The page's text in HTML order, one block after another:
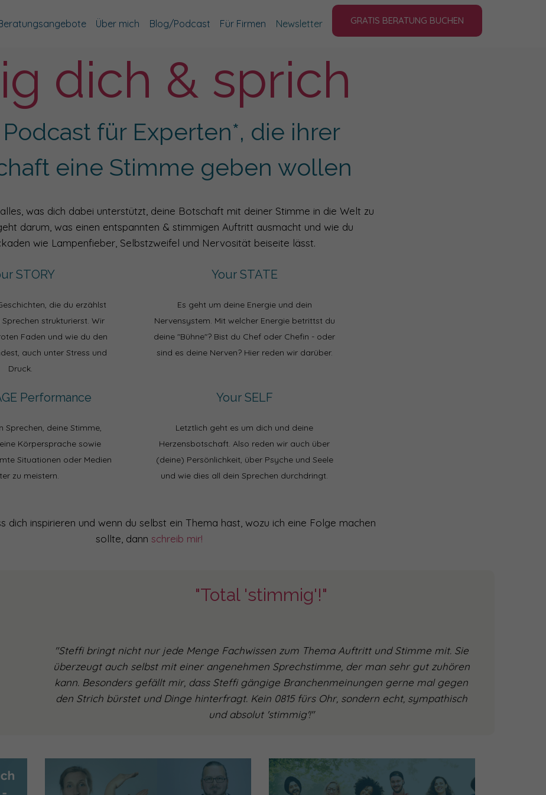
Über mich Blog/Podcast Für Firmen Newsletter GRATIS BERATUNG BUCHEN
dich & sprich
für Experten*, die ihrer
eine Stimme geben wollen
was dich dabei unterstützt, deine Botschaft mit deiner Stimme in die Welt zu
darum, was einen entspannten & stimmigen Auftritt ausmacht und wie du
wie Lampenfieber, Selbstzweifel und Nervosität beiseite lässt.
STORY
die du erzählst
strukturierst. Wir
Faden und wie du den
auch unter Stress und
Druck.
Your STATE
Es geht um deine Energie und dein
Nervensystem. Mit welcher Energie betrittst du
deine "Bühne"? Bist du Chef oder Chefin - oder
sind es deine Nerven? Hier reden wir darüber.
Performance
Sprechen, deine Stimme,
Körpersprache sowie
Situationen oder Medien
zu meistern.
Your SELF
Letztlich geht es um dich und deine
Herzensbotschaft. Also reden wir auch über
(deine) Persönlichkeit, über Psyche und Seele
und wie dies all dein Sprechen durchdringt.
dich inspirieren und wenn du selbst ein Thema hast, wozu ich eine Folge machen
sollte, dann schreib mir!
"Total 'stimmig'!"
"Steffi bringt nicht nur jede Menge Fachwissen zum Thema Auftritt und Stimme mit. Sie
überzeugt auch selbst mit einer angenehmen Sprechstimme, der man sehr gut zuhören
kann. Besonders gefällt mir, dass Steffi gängige Branchenmeinungen gerne mal gegen
den Strich bürstet und Dinge hinterfragt. Kein 0815 fürs Ohr, sondern echt, sympathisch
und absolut 'stimmig'!"